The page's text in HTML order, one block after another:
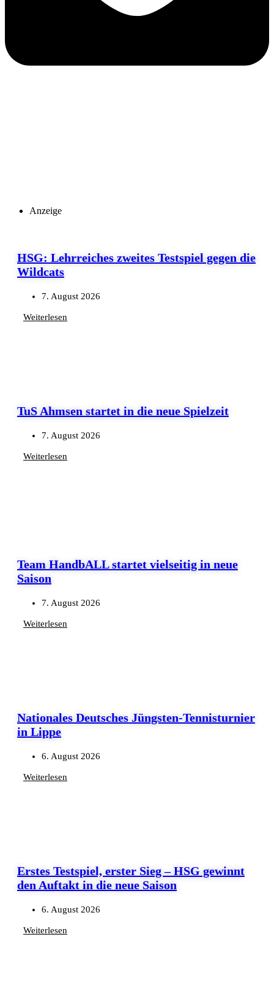
Anzeige
HSG: Lehrreiches zweites Testspiel gegen die
Wildcats
7. August 2026
Weiterlesen
TuS Ahmsen startet in die neue Spielzeit
7. August 2026
Weiterlesen
Team HandbALL startet vielseitig in neue
Saison
7. August 2026
Weiterlesen
Nationales Deutsches Jüngsten-Tennisturnier
in Lippe
6. August 2026
Weiterlesen
Erstes Testspiel, erster Sieg – HSG gewinnt
den Auftakt in die neue Saison
6. August 2026
Weiterlesen